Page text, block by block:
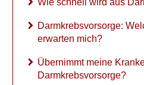
Wie schnell wird aus
Darmkrebsvorsorge:
erwarten mich?
Übernimmt meine
Darmkrebsvorsorge?
r
n
m
m